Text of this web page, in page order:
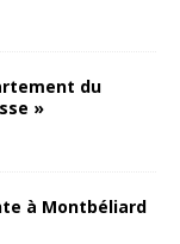
du
»
à Montbéliard